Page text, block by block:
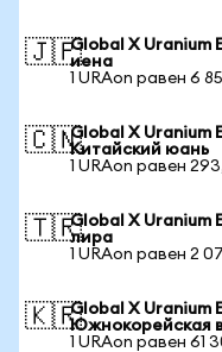
🇯🇵Global X Uranium
иена
1 URAon равен 6
🇨🇳Global X Uranium
Китайский юань
1 URAon равен
🇹🇷Global X Uranium
лира
1 URAon равен 2
🇰🇷Global X Uranium
Южнокорейская
1 URAon равен 61